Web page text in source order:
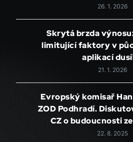
26. 1. 2026
Skrytá brzda
limitující faktory v
aplikací
21. 1. 2026
Evropský komisař
ZOD Podhradí.
CZ o budoucnosti
22. 8. 2025